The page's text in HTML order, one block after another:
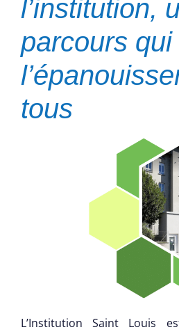
l’institution,
parcours
tous
L’Institution Saint Louis